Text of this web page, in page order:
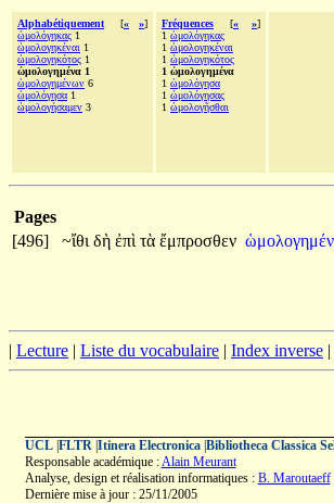
Alphabétiquement [« »]
ὡμολόγηκας 1
ὡμολογηκέναι 1
ὡμολογηκότος 1
ὡμολογημένα 1
ὡμολογημένων 6
ὡμολόγησα 1
ὡμολογήσαμεν 3
Fréquences [« »]
1 ὡμολόγηκας
1 ὡμολογηκέναι
1 ὡμολογηκότος
1 ὡμολογημένα
1 ὡμολόγησα
1 ὡμολόγησας
1 ὡμολογῆσθαι
Pages
[496]
~ἴθι δὴ ἐπὶ τὰ ἔμπροσθεν
| Lecture | Liste du vocabulaire | Index inverse |
UCL| FLTR| Itinera Electronica| Bibliotheca Classica
Responsable académique :Alain Meurant
Analyse, design et réalisation informatiques : B. Maroutaeff
Dernière mise à jour : 25/11/2005